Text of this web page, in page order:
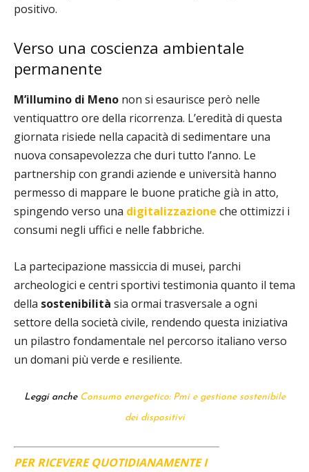
positivo.
Verso una coscienza ambientale
permanente
M’illumino di Meno non si esaurisce però nelle
ventiquattro ore della ricorrenza. L’eredità di questa
giornata risiede nella capacità di sedimentare una
nuova consapevolezza che duri tutto l’anno. Le
partnership con grandi aziende e università hanno
permesso di mappare le buone pratiche già in atto,
spingendo verso una digitalizzazione che ottimizzi i
consumi negli uffici e nelle fabbriche.
La partecipazione massiccia di musei, parchi
archeologici e centri sportivi testimonia quanto il tema
della sostenibilità sia ormai trasversale a ogni
settore della società civile, rendendo questa iniziativa
un pilastro fondamentale nel percorso italiano verso
un domani più verde e resiliente.
Leggi anche Consumo energetico: Pmi e gestione sostenibile
dei dispositivi
PER RICEVERE QUOTIDIANAMENTE I